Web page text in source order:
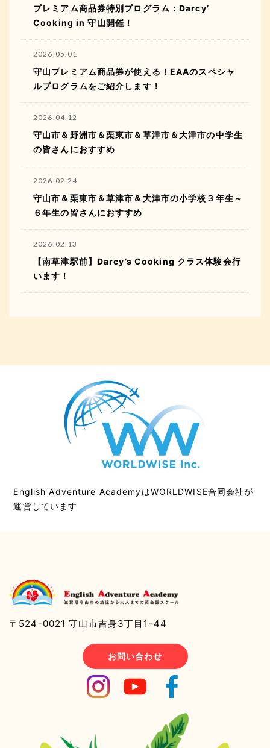
プレミアム商品券特別プログラム：Darcy’
Cooking in 守山開催！
2026.05.01
守山プレミアム商品券が使える！EAAのスペシャ
ルプログラムをご紹介します！
2026.04.12
守山市＆野洲市＆栗東市＆草津市＆大津市の中学生
の皆さんにおすすめ
2026.02.24
守山市＆栗東市＆草津市＆大津市の小学校３年生～
６年生の皆さんにおすすめ
2026.02.13
【南草津駅前】Darcy’s Cooking クラス体験会行
います！
English Adventure AcademyはWORLDWISE合同会社が
運営しています
〒524-0021 守山市吉身3丁目1-44
お問い合わせ